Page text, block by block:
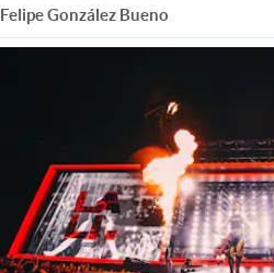
Felipe González Bueno